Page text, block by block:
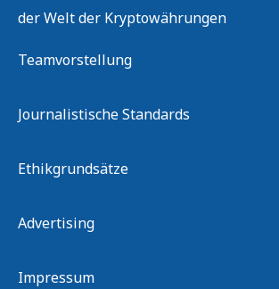
der Welt der Kryptowährungen
Teamvorstellung
Journalistische Standards
Ethikgrundsätze
Advertising
Impressum